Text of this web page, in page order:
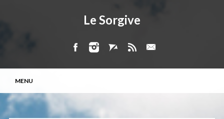
Le Sorgive
Menu principale
contenuto
MENU